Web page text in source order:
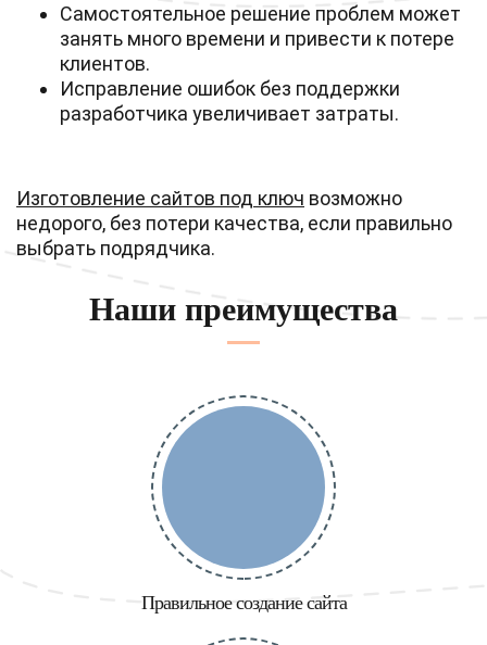
Самостоятельное решение проблем может
занять много времени и привести к потере
клиентов.
Исправление ошибок без поддержки
разработчика увеличивает затраты.
Изготовление сайтов под ключ возможно
недорого, без потери качества, если правильно
выбрать подрядчика.
Наши преимущества
Правильное создание сайта